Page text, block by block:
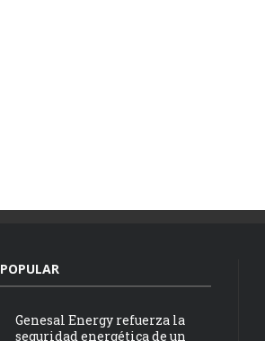
POPULAR
Genesal Energy refuerza la
seguridad energética de un